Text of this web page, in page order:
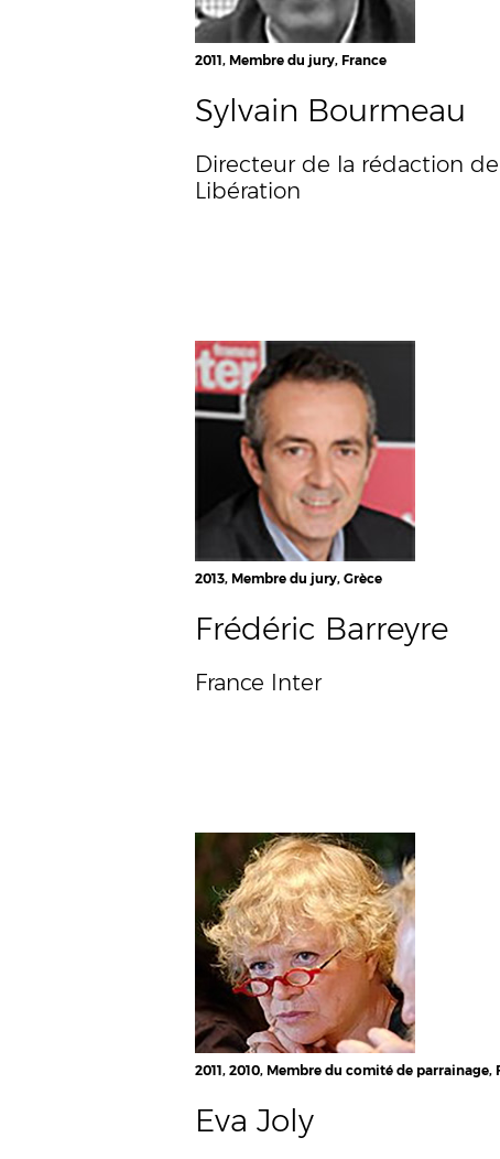
2011, Membre du jury, France
Sylvain Bourmeau
Directeur de la rédaction de
Libération
2013, Membre du jury, Grèce
Frédéric Barreyre
France Inter
2011, 2010, Membre du comité de parrainage,
Eva Joly